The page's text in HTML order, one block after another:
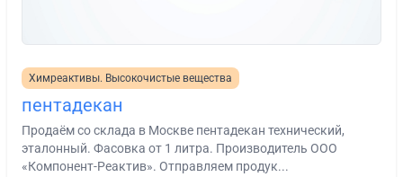
Химреактивы. Высокочистые вещества
пентадекан
Продаём со склада в Москве пентадекан технический,
эталонный. Фасовка от 1 литра. Производитель ООО
«Компонент-Реактив». Отправляем продук...